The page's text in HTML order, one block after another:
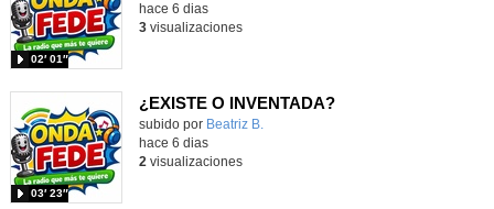
02′ 01″
hace 6 dias
3visualizaciones
¿EXISTE O INVENTADA?
Contenido educativo.
subido por Beatriz B.
03′ 23″
hace 6 dias
2 visualizaciones